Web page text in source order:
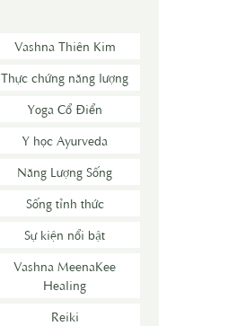
Vashna Thiên Kim
Thực chứng năng lượng
Yoga Cổ Điển
Y học Ayurveda
Năng Lượng Sống
Sống tỉnh thức
Sự kiện nổi bật
Vashna MeenaKee
Healing
Reiki